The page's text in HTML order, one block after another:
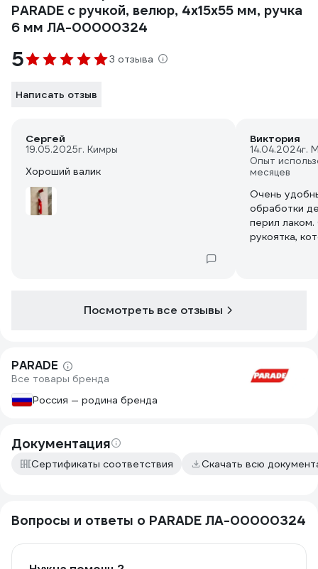
PARADE с ручкой, велюр, 4х15х55 мм, ручка
6 мм ЛА-00000324
5 3 отзыва
Написать отзыв
Сергей
19.05.2025г. Кимры
Хороший валик
Виктория
14.04.2024г.
Опыт
месяцев
Очень
обработки
перил
рукоятка,
Посмотреть все отзывы
PARADE
Все товары бренда
Россия — родина бренда
Документация
Сертификаты соответствия Скачать всю
Вопросы и ответы о PARADE ЛА-00000324